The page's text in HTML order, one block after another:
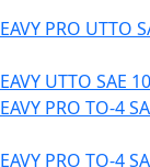
PRO UTTO
UTTO SAE
PRO TO-4
PRO TO-4